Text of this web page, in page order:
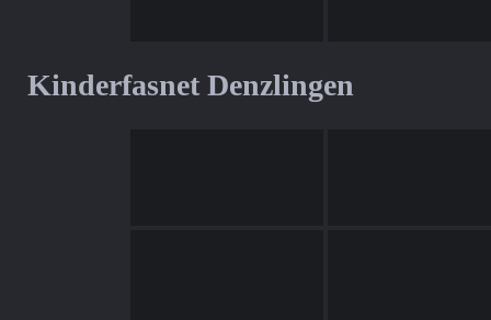
Kinderfasnet Denzlingen